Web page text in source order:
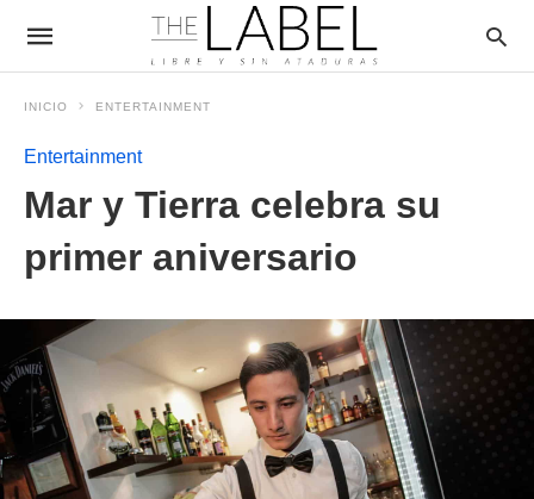
INICIO ENTERTAINMENT
Entertainment
Mar y Tierra celebra su
primer aniversario